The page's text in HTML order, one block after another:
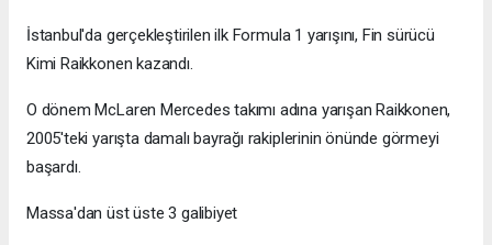
İstanbul'da gerçekleştirilen ilk Formula 1 yarışını, Fin sürücü
Kimi Raikkonen kazandı.
O dönem McLaren Mercedes takımı adına yarışan Raikkonen,
2005'teki yarışta damalı bayrağı rakiplerinin önünde görmeyi
başardı.
Massa'dan üst üste 3 galibiyet